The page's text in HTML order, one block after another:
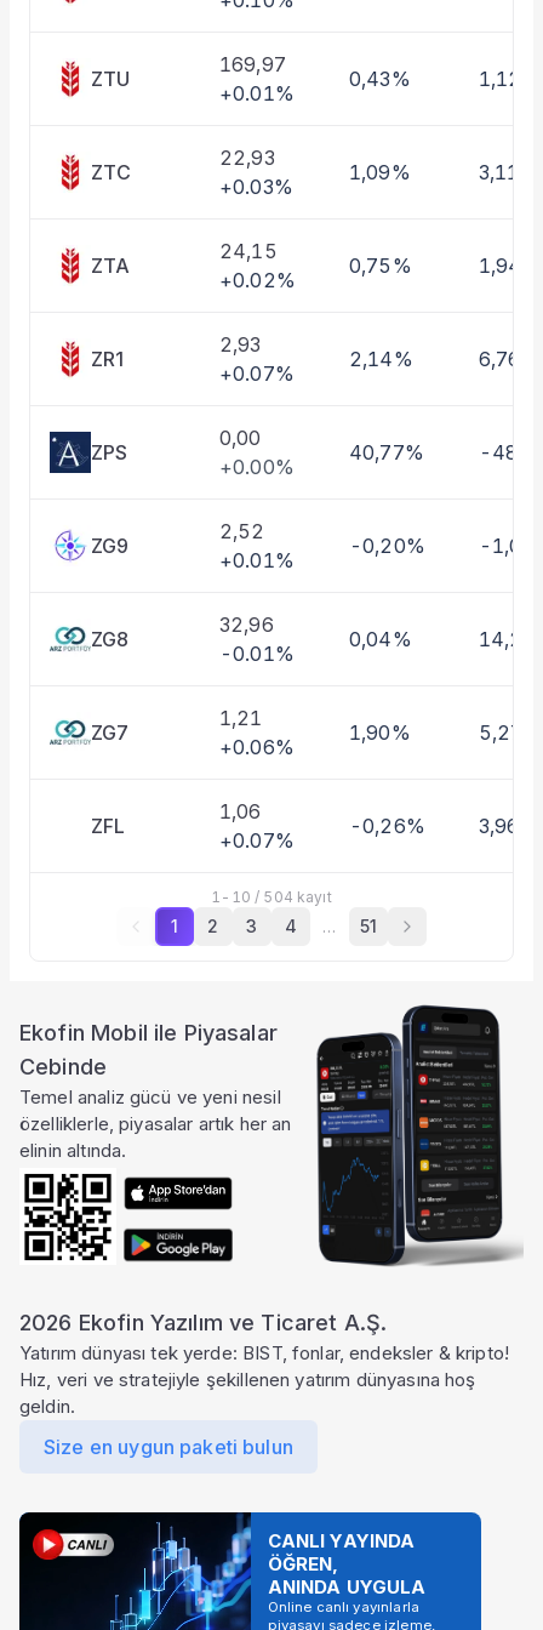
ZTU
169,97
+0.01%
0,43% 1,12%
ZTC
22,93
+0.03%
1,09% 3,11%
ZTA
24,15
+0.02%
0,75% 1,94%
ZR1
2,93
+0.07%
2,14% 6,76%
ZPS
0,00
+0.00%
40,77% -
ZG9
2,52
+0.01%
-0,20% -
ZG8
32,96
-0.01%
0,04%
ZG7
1,21
+0.06%
1,90% 5,27%
ZFL
1,06
+0.07%
-0,26% 3,96%
1 - 10 / 504 kayıt
1 2 3 4 … 51
Ekofin Mobil ile Piyasalar
Cebinde
Temel analiz gücü ve yeni nesil
özelliklerle, piyasalar artık her an
elinin altında.
2026 Ekofin Yazılım ve Ticaret A.Ş.
Yatırım dünyası tek yerde: BIST, fonlar, endeksler & kripto!
Hız, veri ve stratejiyle şekillenen yatırım dünyasına hoş
geldin.
Size en uygun paketi bulun
CANLI YAYINDA
ÖĞREN,
ANINDA UYGULA
Online canlı yayınlarla
piyasayı sadece izleme,